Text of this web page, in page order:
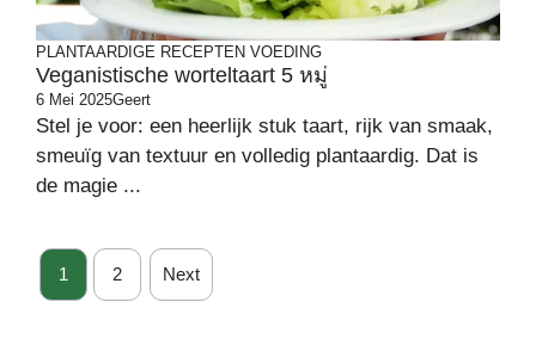
PLANTAARDIGE RECEPTEN VOEDING
Veganistische worteltaart 5 หมู่
6 Mei 2025Geert
Stel je voor: een heerlijk stuk taart, rijk van smaak,
smeuïg van textuur en volledig plantaardig. Dat is
de magie ...
1 2 Next